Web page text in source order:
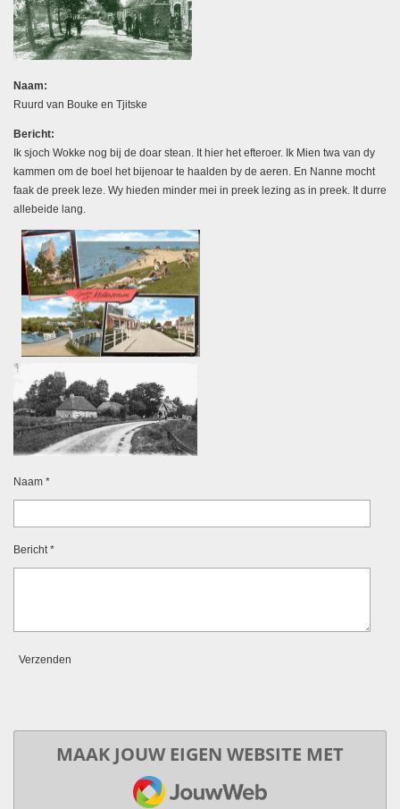
Naam:
Ruurd van Bouke en Tjitske
Bericht:
Ik sjoch Wokke nog bij de doar stean. It hier het efteroer. Ik Mien twa van dy
kammen om de boel het bijenoar te haalden by de aeren. En Nanne mocht
faak de preek leze. Wy hieden minder mei in preek lezing as in preek. It durre
allebeide lang.
Naam *
Bericht *
Verzenden
MAAK JOUW EIGEN WEBSITE MET
JOUWWEB